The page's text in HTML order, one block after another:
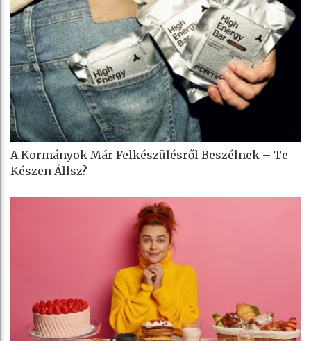
A Kormányok Már Felkészülésről Beszélnek – Te
Készen Állsz?